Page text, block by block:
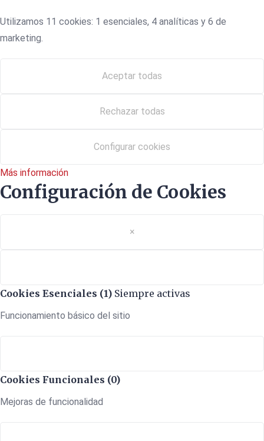
Utilizamos 11 cookies: 1 esenciales, 4 analíticas y 6 de
marketing.
Aceptar todas
Rechazar todas
Configurar cookies
Más información
Configuración de Cookies
×
Cookies Esenciales (1) Siempre activas
Funcionamiento básico del sitio
Cookies Funcionales (0)
Mejoras de funcionalidad